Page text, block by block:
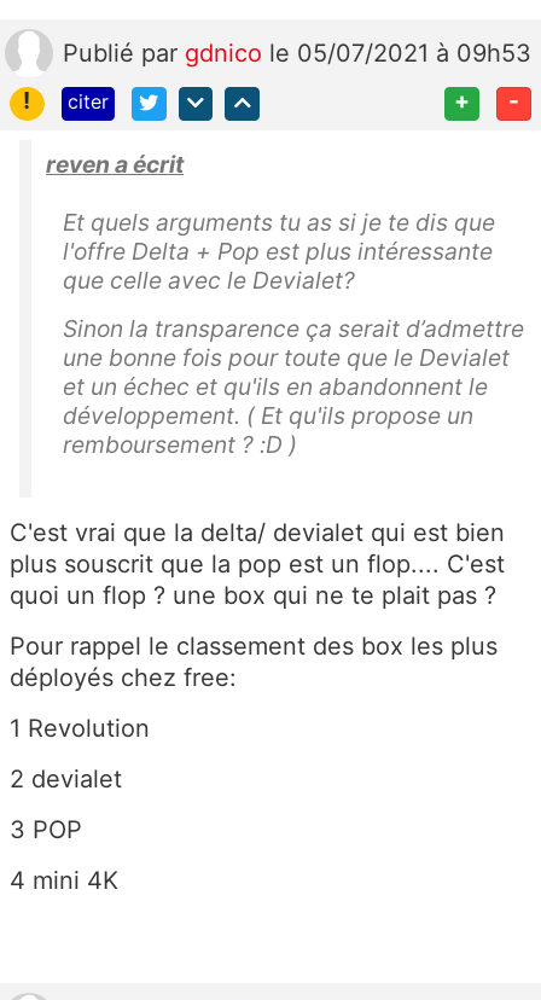
Publié par gdnico le 05/07/2021 à 09h53
!
citer + -
reven a écrit
Et quels arguments tu as si je te dis que
l'offre Delta + Pop est plus intéressante
que celle avec le Devialet?
Sinon la transparence ça serait d’admettre
une bonne fois pour toute que le Devialet
et un échec et qu'ils en abandonnent le
développement. ( Et qu'ils propose un
remboursement ? :D )
C'est vrai que la delta/ devialet qui est bien
plus souscrit que la pop est un flop.... C'est
quoi un flop ? une box qui ne te plait pas ?
Pour rappel le classement des box les plus
déployés chez free:
1 Revolution
2 devialet
3 POP
4 mini 4K